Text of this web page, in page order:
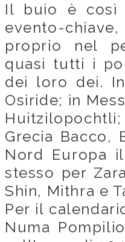
Il buio è così
evento-
proprio nel
quasi tutti i
dei loro dei.
Osiride; in
Grecia Bacco,
Nord Europa
stesso per
Shin, Mithra e
Per il
Numa